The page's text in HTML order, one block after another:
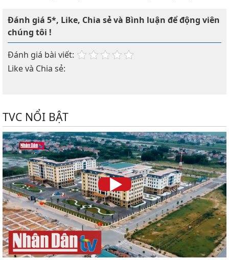
Đánh giá 5*, Like, Chia sẻ và Bình luận để động viên
chúng tôi !
Đánh giá bài viết:
Like và Chia sẻ:
TVC NỔI BẬT
►